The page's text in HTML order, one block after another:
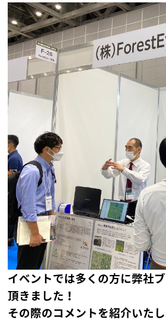
イベントでは多くの方に弊社
頂きました！
その際のコメントを紹介いたし